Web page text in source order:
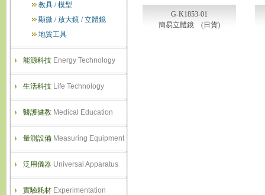
教具 / 模型
顯微 / 放大鏡 / 立體鏡
地質工具
能源科技 Energy Technology
生活科技 Life Technology
醫護健教 Medical Education
量測設備 Measuring Equipment
泛用儀器 Universal Apparatus
實驗耗材 Experimentation
G-K1853-01
簡易立體鏡 (日貨)